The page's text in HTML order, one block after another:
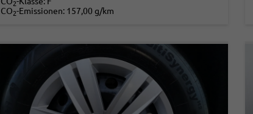
2
CO2-Emissionen: 157,00 g/km